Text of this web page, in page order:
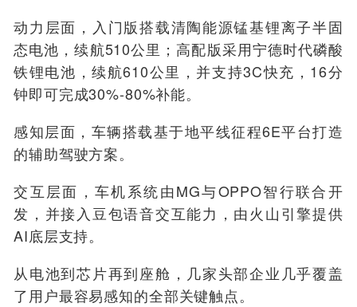
动力层面，入门版搭载清陶能源锰基锂离子半固
态电池，续航510公里；高配版采用宁德时代磷酸
铁锂电池，续航610公里，并支持3C快充，16分
钟即可完成30%-80%补能。
感知层面，车辆搭载基于地平线征程6E平台打造
的辅助驾驶方案。
交互层面，车机系统由MG与OPPO智行联合开
发，并接入豆包语音交互能力，由火山引擎提供
AI底层支持。
从电池到芯片再到座舱，几家头部企业几乎覆盖
了用户最容易感知的全部关键触点。